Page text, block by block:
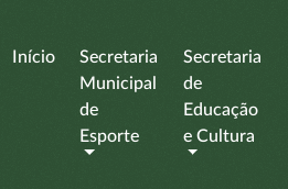
Início
Secretaria
Municipal
de
Esporte
Secretaria
de
Educação
e Cultura